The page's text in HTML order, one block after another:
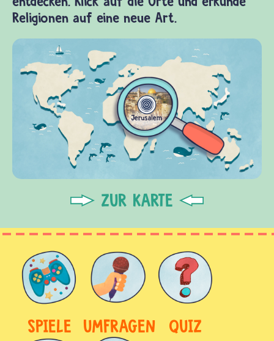
Religionen auf eine neue Art.
ZUR KARTE
SPIELE UMFRAGEN QUIZ